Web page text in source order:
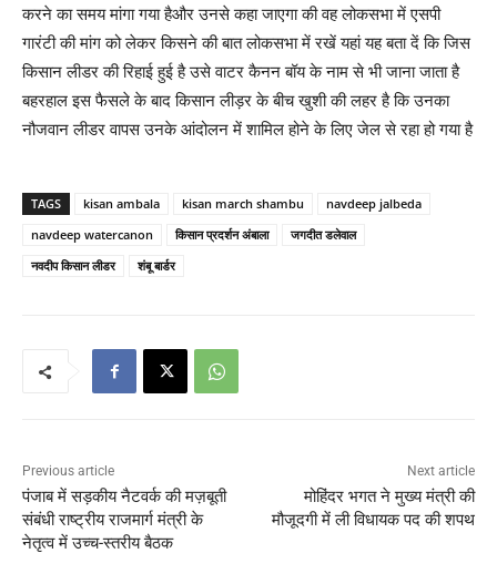
करने का समय मांगा गया हैऔर उनसे कहा जाएगा की वह लोकसभा में एसपी
गारंटी की मांग को लेकर किसने की बात लोकसभा में रखें यहां यह बता दें कि जिस
किसान लीडर की रिहाई हुई है उसे वाटर कैनन बॉय के नाम से भी जाना जाता है
बहरहाल इस फैसले के बाद किसान लीड़र के बीच खुशी की लहर है कि उनका
नौजवान लीडर वापस उनके आंदोलन में शामिल होने के लिए जेल से रहा हो गया है
TAGS kisan ambala kisan march shambu
navdeep jalbeda
navdeep watercanon
किसान प्रदर्शन अंबाला
जगदीत डलेवाल
नवदीप किसान लीडर
शंबू बार्डर
Previous article
पंजाब में सड़कीय नैटवर्क की मज़बूती
संबंधी राष्ट्रीय राजमार्ग मंत्री के
नेतृत्व में उच्च-स्तरीय बैठक
Next article
मोहिंदर भगत ने मुख्य मंत्री की
मौजूदगी में ली विधायक पद की शपथ